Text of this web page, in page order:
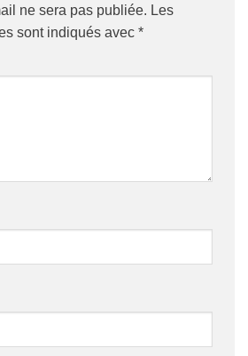
ne sera pas publiée. Les
sont indiqués avec *